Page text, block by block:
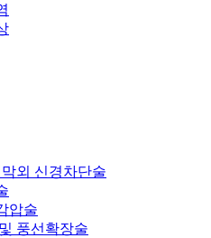
외 신경차단술
압술
풍선확장술